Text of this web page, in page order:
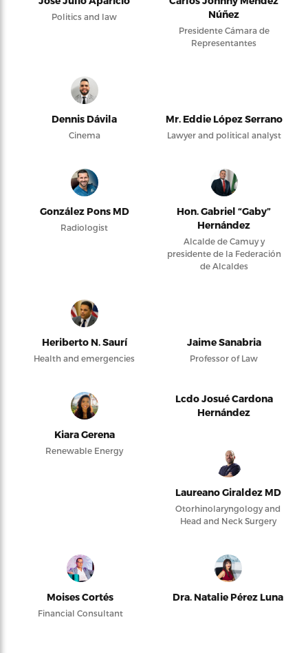
Politics and law
Núñez
Presidente Cámara de
Representantes
Dennis Dávila
Cinema
Mr. Eddie López Serrano
Lawyer and political analyst
González Pons MD
Radiologist
Hon. Gabriel “Gaby”
Hernández
Alcalde de Camuy y
presidente de la Federación
de Alcaldes
Heriberto N. Saurí
Health and emergencies
Jaime Sanabria
Professor of Law
Kiara Gerena
Renewable Energy
Lcdo Josué Cardona
Hernández
Laureano Giraldez MD
Otorhinolaryngology and
Head and Neck Surgery
Moises Cortés
Financial Consultant
Dra. Natalie Pérez Luna